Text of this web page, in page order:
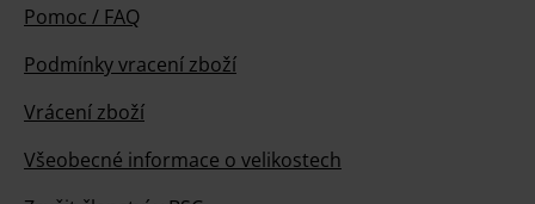
Pomoc / FAQ
Podmínky vracení zboží
Vrácení zboží
Všeobecné informace o velikostech